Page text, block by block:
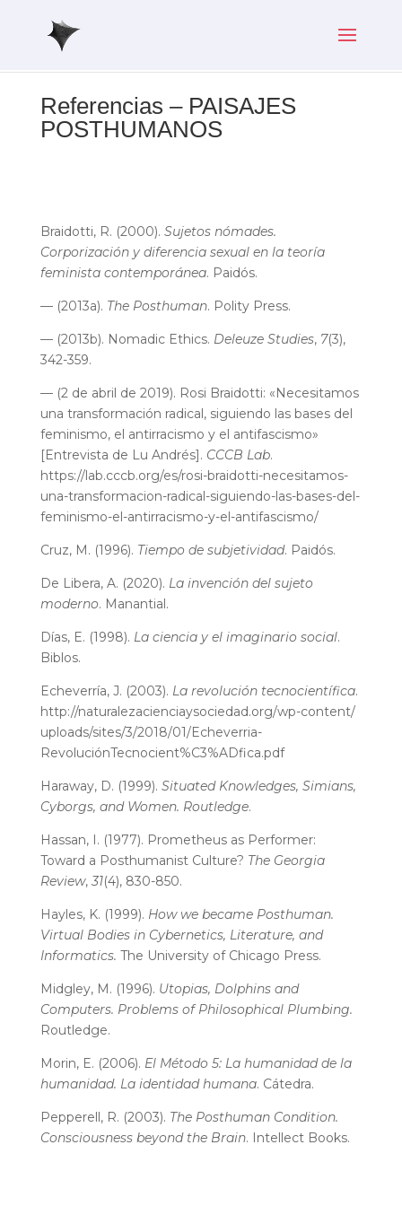
Referencias – PAISAJES
POSTHUMANOS
Braidotti, R. (2000). Sujetos nómades.
Corporización y diferencia sexual en la teoría
feminista contemporánea. Paidós.
— (2013a). The Posthuman. Polity Press.
— (2013b). Nomadic Ethics. Deleuze Studies, 7(3),
342-359.
— (2 de abril de 2019). Rosi Braidotti: «Necesitamos
una transformación radical, siguiendo las bases del
feminismo, el antirracismo y el antifascismo»
[Entrevista de Lu Andrés]. CCCB Lab.
https://lab.cccb.org/es/rosi-braidotti-necesitamos-
una-transformacion-radical-siguiendo-las-bases-del-
feminismo-el-antirracismo-y-el-antifascismo/
Cruz, M. (1996). Tiempo de subjetividad. Paidós.
De Libera, A. (2020). La invención del sujeto
moderno. Manantial.
Días, E. (1998). La ciencia y el imaginario social.
Biblos.
Echeverría, J. (2003). La revolución tecnocientífica.
http://naturalezacienciaysociedad.org/wp-content/
uploads/sites/3/2018/01/Echeverria-
RevoluciónTecnocient%C3%ADfica.pdf
Haraway, D. (1999). Situated Knowledges, Simians,
Cyborgs, and Women. Routledge.
Hassan, I. (1977). Prometheus as Performer:
Toward a Posthumanist Culture? The Georgia
Review, 31(4), 830-850.
Hayles, K. (1999). How we became Posthuman.
Virtual Bodies in Cybernetics, Literature, and
Informatics. The University of Chicago Press.
Midgley, M. (1996). Utopias, Dolphins and
Computers. Problems of Philosophical Plumbing.
Routledge.
Morin, E. (2006). El Método 5: La humanidad de la
humanidad. La identidad humana. Cátedra.
Pepperell, R. (2003). The Posthuman Condition.
Consciousness beyond the Brain. Intellect Books.